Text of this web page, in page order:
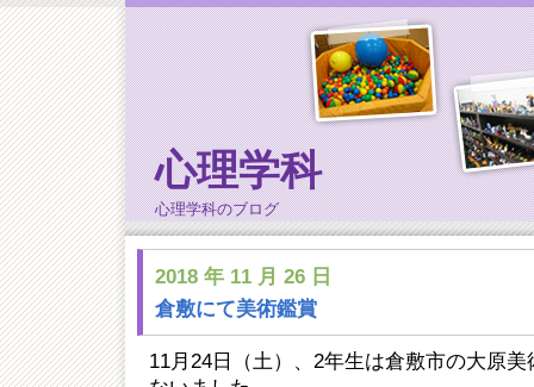
心理学科
心理学科のブログ
2018 年 11 月 26 日
倉敷にて美術鑑賞
11月24日（土）、2年生は倉敷市の大原